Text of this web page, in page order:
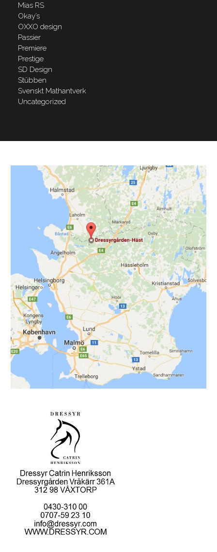
Mias RS
Okay’s
OXXO design
Passier
Premiere
Prestige
SD Design
Stübben
Svenskt Mathantverk
Uncategorized